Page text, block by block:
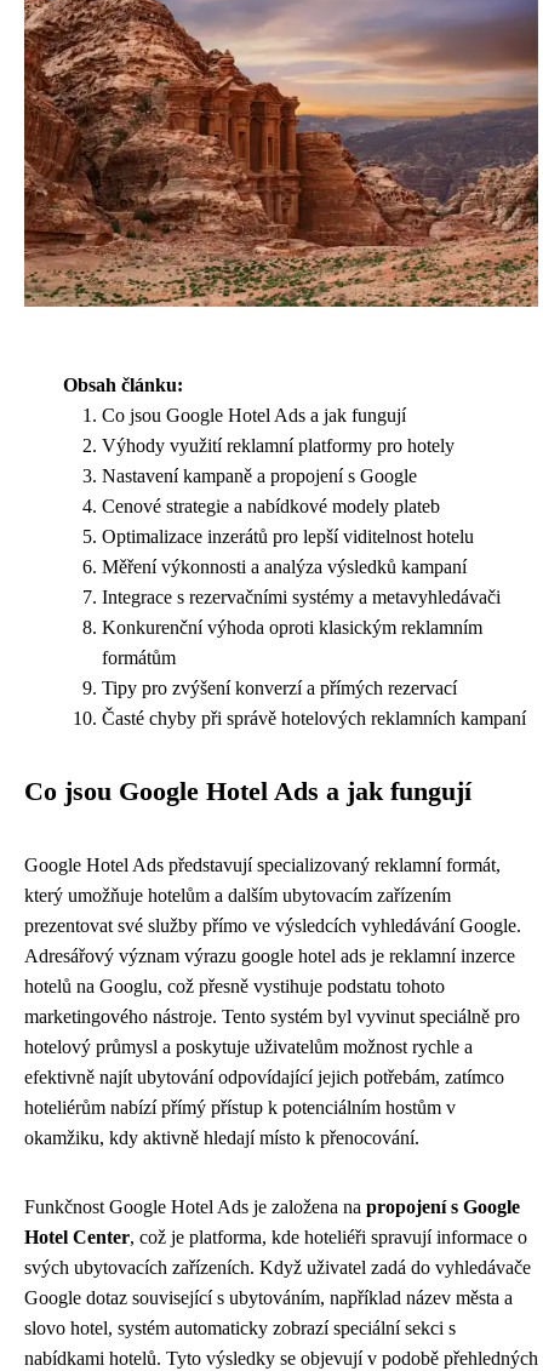
Obsah článku:
Co jsou Google Hotel Ads a jak fungují
Výhody využití reklamní platformy pro hotely
Nastavení kampaně a propojení s Google
Cenové strategie a nabídkové modely plateb
Optimalizace inzerátů pro lepší viditelnost hotelu
Měření výkonnosti a analýza výsledků kampaní
Integrace s rezervačními systémy a metavyhledávači
Konkurenční výhoda oproti klasickým reklamním
formátům
Tipy pro zvýšení konverzí a přímých rezervací
Časté chyby při správě hotelových reklamních kampaní
Co jsou Google Hotel Ads a jak fungují
Google Hotel Ads představují specializovaný reklamní formát,
který umožňuje hotelům a dalším ubytovacím zařízením
prezentovat své služby přímo ve výsledcích vyhledávání Google.
Adresářový význam výrazu google hotel ads je reklamní inzerce
hotelů na Googlu, což přesně vystihuje podstatu tohoto
marketingového nástroje. Tento systém byl vyvinut speciálně pro
hotelový průmysl a poskytuje uživatelům možnost rychle a
efektivně najít ubytování odpovídající jejich potřebám, zatímco
hoteliérům nabízí přímý přístup k potenciálním hostům v
okamžiku, kdy aktivně hledají místo k přenocování.
Funkčnost Google Hotel Ads je založena na propojení s Google
Hotel Center, což je platforma, kde hoteliéři spravují informace o
svých ubytovacích zařízeních. Když uživatel zadá do vyhledávače
Google dotaz související s ubytováním, například název města a
slovo hotel, systém automaticky zobrazí speciální sekci s
nabídkami hotelů. Tyto výsledky se objevují v podobě přehledných